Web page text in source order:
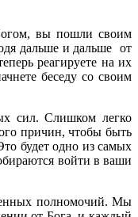
вы пошли своим
дальше и дальше от
реагируете на их
беседу со своим
сил. Слишком легко
причин, чтобы быть
будет одно из самых
войти в ваши
полномочий. Мы